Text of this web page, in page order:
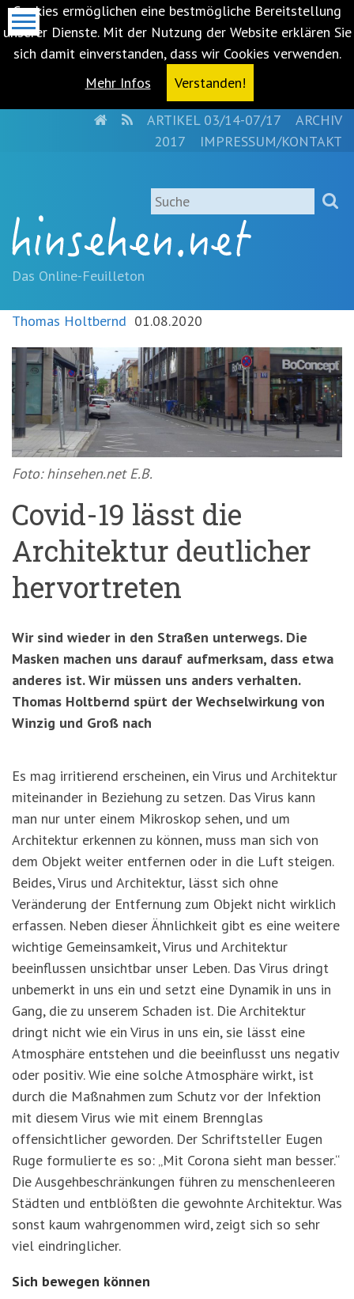
Cookies ermöglichen eine bestmögliche Bereitstellung
unserer Dienste. Mit der Nutzung der Website erklären Sie
sich damit einverstanden, dass wir Cookies verwenden.
Mehr Infos
Verstanden!
springen
(Accesskey
'1')Zur
springen
'3')
Zur
Suche
springen
(Accesskey
'2')
HOMERSSARTIKEL 03/14-07/17
ARCHIV
2017
IMPRESSUM/KONTAKT
Suche
Das Online-Feuilleton
Thomas Holtbernd 01.08.2020
Foto: hinsehen.net E.B.
Covid-19 lässt die
Architektur deutlicher
hervortreten
Wir sind wieder in den Straßen unterwegs. Die
Masken machen uns darauf aufmerksam, dass etwa
anderes ist. Wir müssen uns anders verhalten.
Thomas Holtbernd spürt der Wechselwirkung von
Winzig und Groß nach
Es mag irritierend erscheinen, ein Virus und Architektur
miteinander in Beziehung zu setzen. Das Virus kann
man nur unter einem Mikroskop sehen, und um
Architektur erkennen zu können, muss man sich von
dem Objekt weiter entfernen oder in die Luft steigen.
Beides, Virus und Architektur, lässt sich ohne
Veränderung der Entfernung zum Objekt nicht wirklich
erfassen. Neben dieser Ähnlichkeit gibt es eine weitere
wichtige Gemeinsamkeit, Virus und Architektur
beeinflussen unsichtbar unser Leben. Das Virus dringt
unbemerkt in uns ein und setzt eine Dynamik in uns in
Gang, die zu unserem Schaden ist. Die Architektur
dringt nicht wie ein Virus in uns ein, sie lässt eine
Atmosphäre entstehen und die beeinflusst uns negativ
oder positiv. Wie eine solche Atmosphäre wirkt, ist
durch die Maßnahmen zum Schutz vor der Infektion
mit diesem Virus wie mit einem Brennglas
offensichtlicher geworden. Der Schriftsteller Eugen
Ruge formulierte es so: „Mit Corona sieht man besser.“
Die Ausgehbeschränkungen führen zu menschenleeren
Städten und entblößten die gewohnte Architektur. Was
sonst kaum wahrgenommen wird, zeigt sich so sehr
viel eindringlicher.
Sich bewegen können